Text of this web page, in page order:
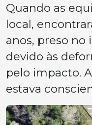
Quando as
local,
anos, preso
devido às
pelo impacto.
estava